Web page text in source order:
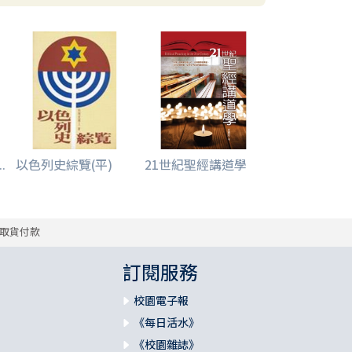
以色列史綜覽(平) 21世紀聖經講道學
貨付款
訂閱服務
校園電子報
《每日活水》
《校園雜誌》